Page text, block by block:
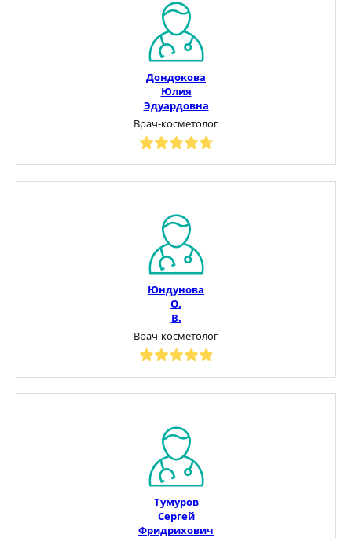
Дондокова
Юлия
Эдуардовна
Врач-косметолог
Юндунова
О.
В.
Врач-косметолог
Тумуров
Сергей
Фридрихович